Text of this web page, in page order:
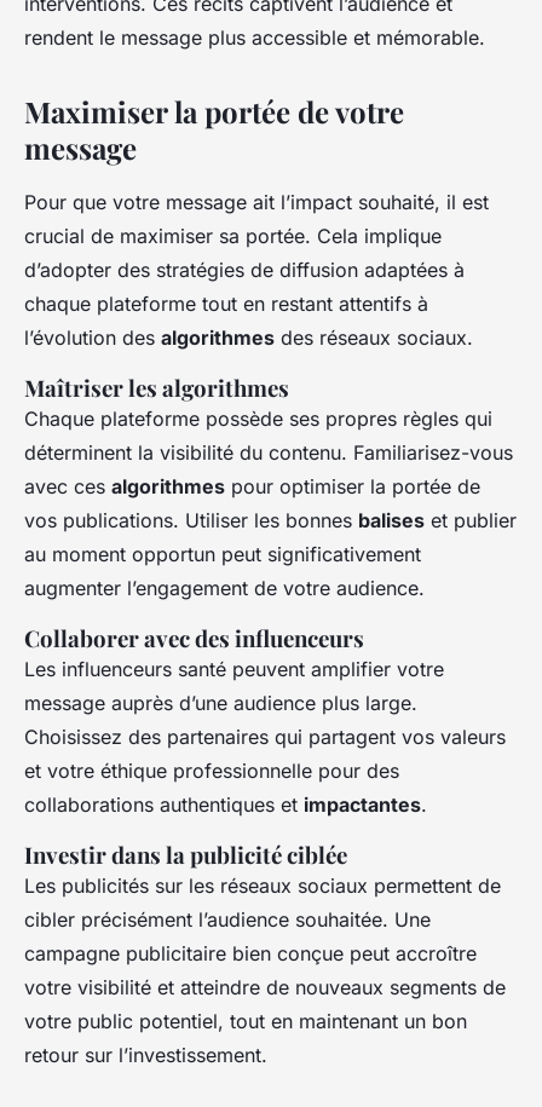
rendent le message plus accessible et mémorable.
Maximiser la portée de votre
message
Pour que votre message ait l’impact souhaité, il est
crucial de maximiser sa portée. Cela implique
d’adopter des stratégies de diffusion adaptées à
chaque plateforme tout en restant attentifs à
l’évolution des algorithmes des réseaux sociaux.
Maîtriser les algorithmes
Chaque plateforme possède ses propres règles qui
déterminent la visibilité du contenu. Familiarisez-vous
avec ces algorithmes pour optimiser la portée de
vos publications. Utiliser les bonnes balises et publier
au moment opportun peut significativement
augmenter l’engagement de votre audience.
Collaborer avec des influenceurs
Les influenceurs santé peuvent amplifier votre
message auprès d’une audience plus large.
Choisissez des partenaires qui partagent vos valeurs
et votre éthique professionnelle pour des
collaborations authentiques et impactantes.
Investir dans la publicité ciblée
Les publicités sur les réseaux sociaux permettent de
cibler précisément l’audience souhaitée. Une
campagne publicitaire bien conçue peut accroître
votre visibilité et atteindre de nouveaux segments de
votre public potentiel, tout en maintenant un bon
retour sur l’investissement.